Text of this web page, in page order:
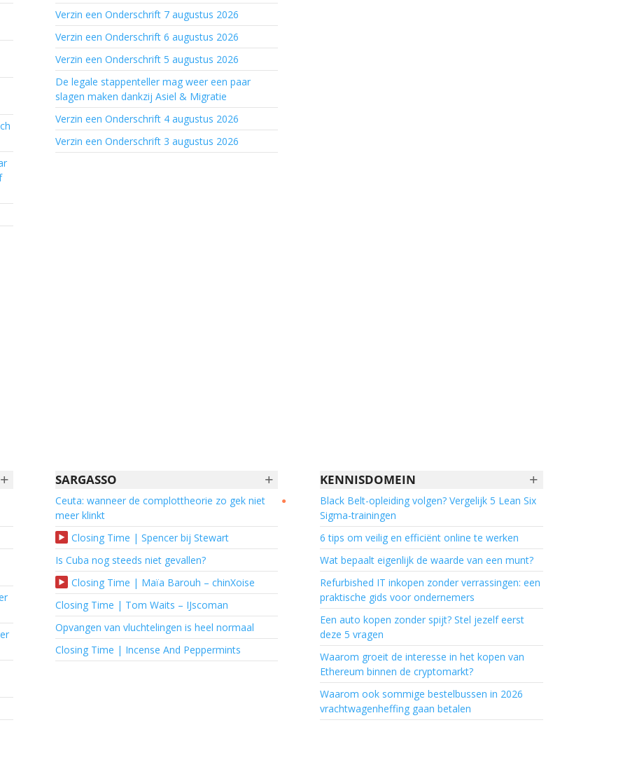
Verzin een Onderschrift 7 augustus 2026
Verzin een Onderschrift 6 augustus 2026
Verzin een Onderschrift 5 augustus 2026
De legale stappenteller mag weer een paar
slagen maken dankzij Asiel & Migratie
Verzin een Onderschrift 4 augustus 2026
Verzin een Onderschrift 3 augustus 2026
+ +
SARGASSO
●
Ceuta: wanneer de complottheorie zo gek niet
meer klinkt
Closing Time | Spencer bij Stewart
Is Cuba nog steeds niet gevallen?
Closing Time | Maïa Barouh – chinXoise
Closing Time | Tom Waits – IJscoman
Opvangen van vluchtelingen is heel normaal
Closing Time | Incense And Peppermints
+
KENNISDOMEIN
Black Belt-opleiding volgen? Vergelijk 5 Lean Six
Sigma-trainingen
6 tips om veilig en efficiënt online te werken
Wat bepaalt eigenlijk de waarde van een munt?
Refurbished IT inkopen zonder verrassingen: een
praktische gids voor ondernemers
Een auto kopen zonder spijt? Stel jezelf eerst
deze 5 vragen
Waarom groeit de interesse in het kopen van
Ethereum binnen de cryptomarkt?
Waarom ook sommige bestelbussen in 2026
vrachtwagenheffing gaan betalen